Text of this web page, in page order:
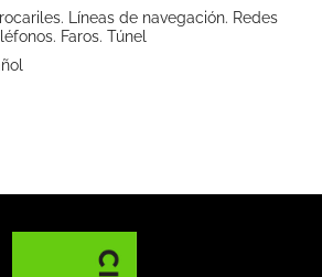
Líneas de navegación. Redes
Faros. Túnel